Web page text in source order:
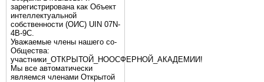
зарегистрирована как Объект
интеллектуальной
собственности (ОИС) UIN 07N-
4B-9C.
Уважаемые члены нашего со-
Общества:
участники_ОТКРЫТОЙ_НООСФЕРНОЙ_АКАДЕМИИ!
Мы все автоматически
являемся членами Открытой